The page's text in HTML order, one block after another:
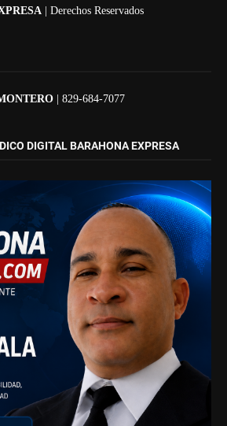
| Derechos Reservados
| 829-684-7077
DIGITAL BARAHONA EXPRESA